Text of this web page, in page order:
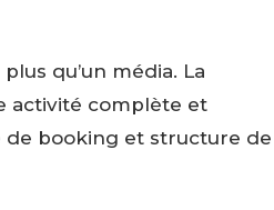
qu’un média. La
activité complète et
de booking et structure de